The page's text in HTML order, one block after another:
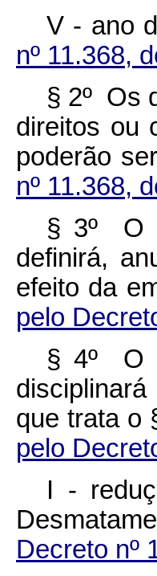
V - ano
nº 11.368,
§ 2º Os
direitos ou
poderão
nº 11.368,
§ 3º O
definirá,
efeito da
pelo
§ 4º O
que trata
pelo
I -
Decreto nº